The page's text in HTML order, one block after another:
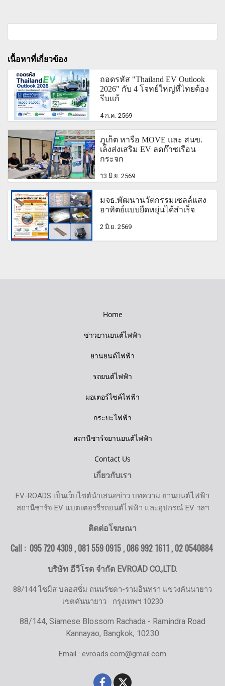
เนื้อหาที่เกี่ยวข้อง
ถอดรหัส "Thailand EV Outlook
2026" กับ 4 โจทย์ใหญ่ที่ไทยต้อง
รีบแก้
4 ก.ค. 2569
ภูเก็ต หารือ MOVE และ สนข.
เล็งส่งเสริม EV ลดก๊าซเรือน
กระจก
13 มิ.ย. 2569
มจธ.พัฒนานวัตกรรมเซลล์แสง
อาทิตย์แบบยืดหยุ่นได้สำเร็จ
2 มิ.ย. 2569
Home
ข่าวยานยนต์ไฟฟ้า
ยานยนต์ไฟฟ้า
รถยนต์ไฟฟ้า
มอเตอร์ไซค์ไฟฟ้า
กระบะไฟฟ้า
สถานีชาร์จยานยนต์ไฟฟ้า
Contact Us
เกี่ยวกับเรา
EV-ROADS เป็นเว็บไซต์นำเสนอข่าว บทความ ยานยนต์ไฟฟ้า
สถานีชาร์จ EV แบตเตอรรี่รถยนต์ไฟฟ้า และอุปกรณ์ EV ฯลฯ
ติดต่อโฆษณา
Call : 095 720 4309 , 081 559 0915 , 086 992 1611 ,02 0540884
บริษัท อีวีโรด จำกัด EVROAD CO.,LTD.
88/144 ไซมิส บลอสซั่ม ถนนรัชดา-รามอินทรา แขวงคันนายาว
เขตคันนายาว กรุงเทพฯ 10230
88/144, Siamese Blossom Rachada - Ramindra Road
Kannayao, Bangkok, 10230
Email : evroads.com@gmail.com